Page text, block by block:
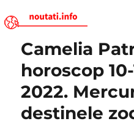
Noutati.Info
Camelia
horoscop
2022.
destinele